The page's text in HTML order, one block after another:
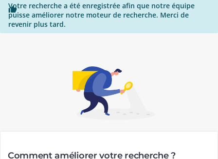

Votre recherche a été enregistrée afin que notre équipe
puisse améliorer notre moteur de recherche. Merci de
revenir plus tard.
Comment améliorer votre recherche ?